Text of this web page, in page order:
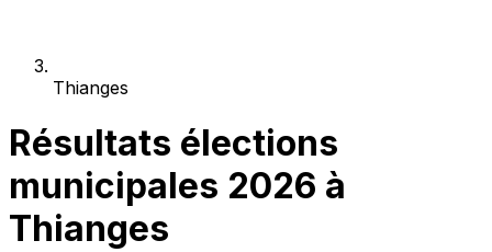
Thianges
Résultats élections
municipales 2026 à
Thianges